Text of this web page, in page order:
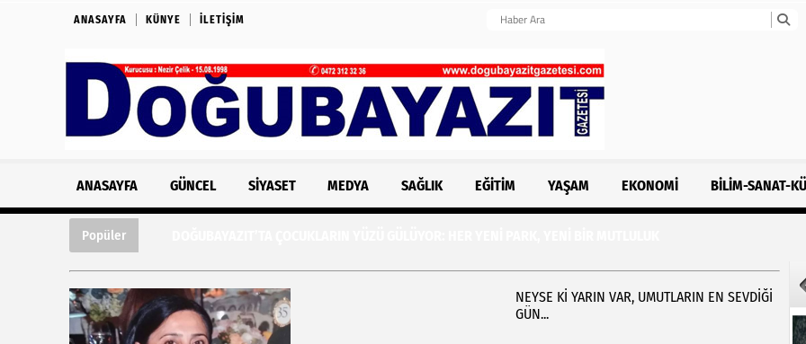
ANASAYFA KÜNYE İLETIŞIM
ANASAYFA GÜNCEL SIYASET MEDYA SAĞLIK EĞITIM YAŞAM EKONOMI BILIM-SANAT-
Popüler
NEYSE Kİ YARIN VAR, UMUTLARIN EN SEVDİĞİ
GÜN...